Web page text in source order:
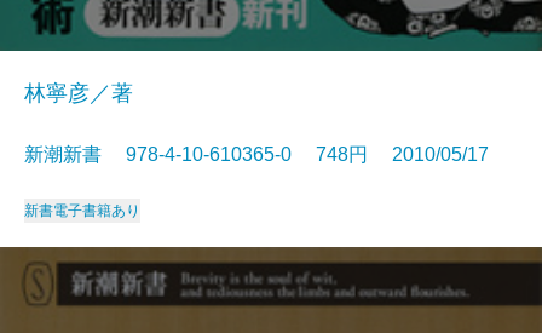
林寧彦／著
新潮新書 978-4-10-610365-0 748円 2010/05/17
新書電子書籍あり